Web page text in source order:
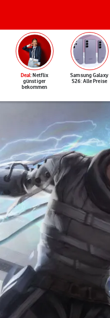
Deal: Netflix
günstiger
bekommen
Samsung Galaxy
S26: Alle Preise